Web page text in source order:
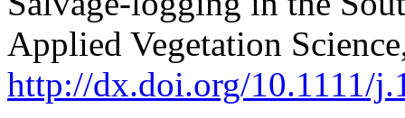
Applied Vegetation
http://dx.doi.org/10.1111/